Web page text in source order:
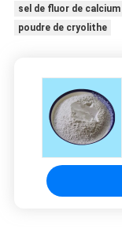
sel de fluor de calcium
poudre de cryolithe